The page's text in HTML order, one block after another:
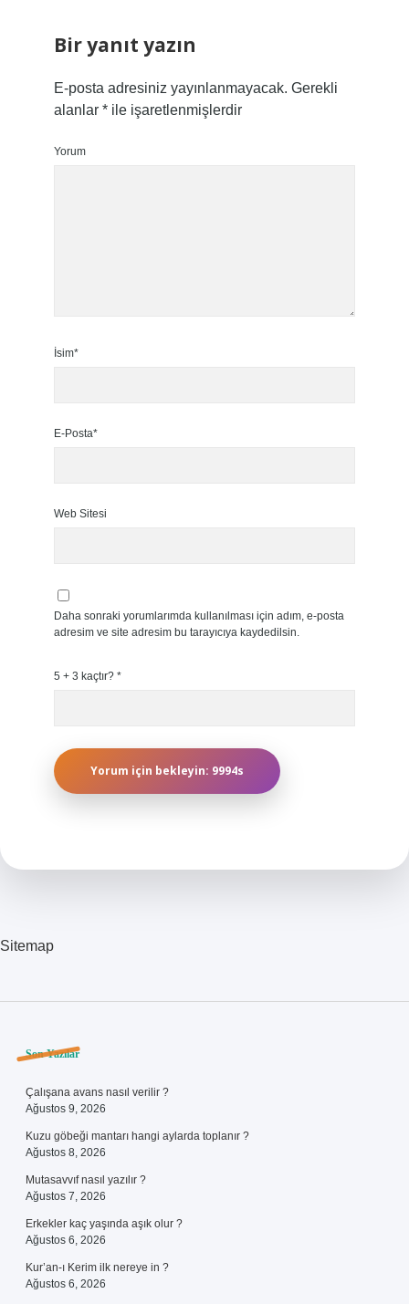
Bir yanıt yazın
E-posta adresiniz yayınlanmayacak. Gerekli
alanlar *ile işaretlenmişlerdir
Yorum
İsim*
E-Posta*
Web Sitesi
Daha sonraki yorumlarımda kullanılması için adım, e-posta
adresim ve site adresim bu tarayıcıya kaydedilsin.
5 + 3 kaçtır? *
Sitemap
Sidebar
Son Yazılar
Çalışana avans nasıl verilir ?
Ağustos 9, 2026
Kuzu göbeği mantarı hangi aylarda toplanır ?
Ağustos 8, 2026
Mutasavvıf nasıl yazılır ?
Ağustos 7, 2026
Erkekler kaç yaşında aşık olur ?
Ağustos 6, 2026
Kur’an-ı Kerim ilk nereye in ?
Ağustos 6, 2026